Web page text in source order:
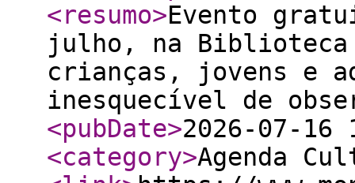
<resumo>Evento
julho, na Biblioteca
crianças, jovens e
inesquecível de
<pubDate>2026-07-16
<category>Agenda